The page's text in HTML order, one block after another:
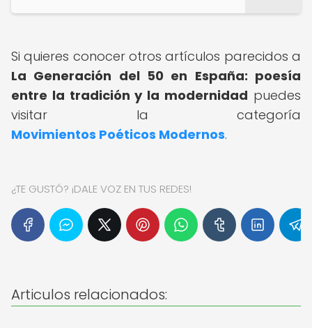
Si quieres conocer otros artículos parecidos a
La Generación del 50 en España: poesía
entre la tradición y la modernidad puedes
visitar la categoría
Movimientos Poéticos Modernos.
¿TE GUSTÓ? ¡DALE VOZ EN TUS REDES!
Articulos relacionados: